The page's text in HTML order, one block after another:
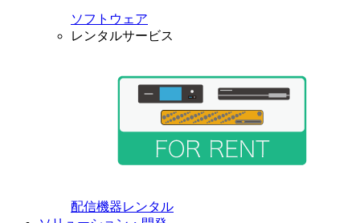
ソフトウェア
レンタルサービス
配信機器レンタル